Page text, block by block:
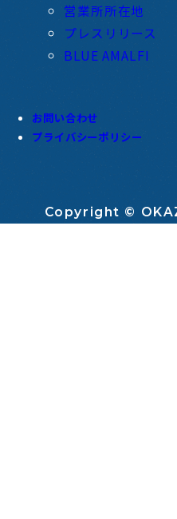
営業所所在地
プレスリリース
BLUE AMALFI
お問い合わせ
プライバシーポリシー
Copyright ©